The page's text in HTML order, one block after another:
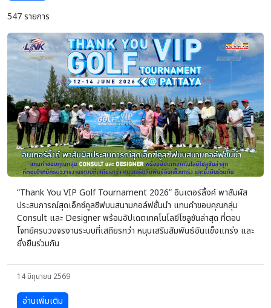
547 รายการ
“Thank You VIP Golf Tournament 2026” อินเตอร์ลิ้งค์ พาสัมผัส
ประสบการณ์สุดเอ็กซ์คูลซีฟบนสนามกอล์ฟชั้นนำ แทนคำขอบคุณกลุ่ม
Consult และ Designer พร้อมอัปเดตเทคโนโลยีโซลูชันล่าสุด ที่ตอบ
โจทย์ครบวงจรงานระบบที่เสถียรกว่า หนุนเสริมสัมพันธ์อันแข็งแกร่ง และ
ยั่งยืนร่วมกัน
14 มิถุนายน 2569
อ่านเพิ่มเติม